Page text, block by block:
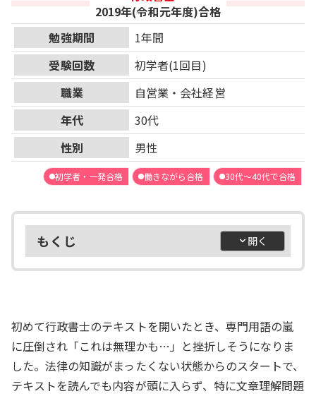
2019年(令和元年度)合格
勉強期間
1年間
受験回数
初学者(1回目)
職業
自営業・会社経営
年代
30代
性別
男性
初学者・一発合格 働きながら合格 30代～40代で合格
もくじ
初めて行政書士のテキストを開いたとき、専門用語の嵐
に圧倒され「これは無理かも…」と挫折しそうになりま
した。法律の知識がまったくない状態からのスタートで、
テキストを読んでも内容が頭に入らず、特に文章理解問題